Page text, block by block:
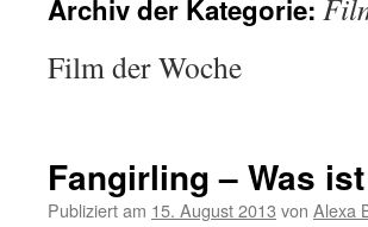
Archiv der Kategorie:
Film der Woche
Fangirling – Was
Publiziert am 15. August 2013 von Alexa